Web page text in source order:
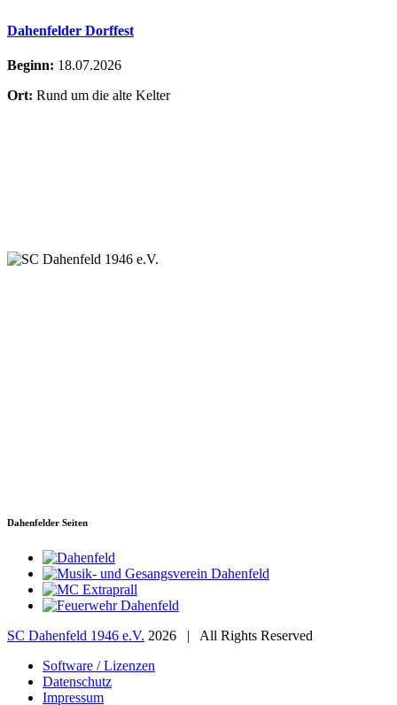
Dahenfelder Dorffest
Beginn: 18.07.2026
Ort: Rund um die alte Kelter
Dahenfelder Seiten
SC Dahenfeld 1946 e.V. 2026 | All Rights Reserved
Software / Lizenzen
Datenschutz
Impressum